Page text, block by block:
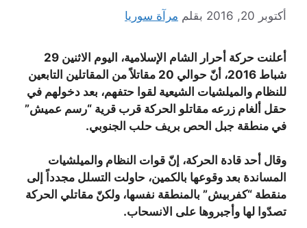
أكتوبر 20, 2016 بقلم مرآة سوريا
أعلنت حركة أحرار الشام الإسلامية، اليوم الاثنين 29
شباط 2016، أنّ حوالي 20 مقاتلاً من المقاتلين التابعين
للنظام والميلشيات الشيعية لقوا حتفهم، بعد دخولهم في
حقل ألغام زرعه مقاتلو الحركة قرب قرية “رسم عميش”
في منطقة جبل الحص بريف حلب الجنوبي.
وقال أحد قادة الحركة، إنّ قوات النظام والميلشيات
المساندة بعد وقوعها بالكمين، حاولت التسلل مجدداً إلى
منقطة “كفربيش” بالمنطقة نفسها، ولكنّ مقاتلي الحركة
تصدّوا لها وأجبروها على الانسحاب.